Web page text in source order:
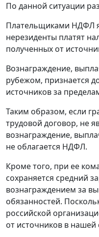
По данной ситуации
Плательщиками НДФЛ
нерезиденты платят
полученных от
Вознаграждение,
рубежом, признается
источников за
Таким образом, если
трудовой договор, не
вознаграждение,
не облагается НДФЛ.
Кроме того, при ее
сохраняется средний
вознаграждением за
обязанностей.
российской
от источников в нашей